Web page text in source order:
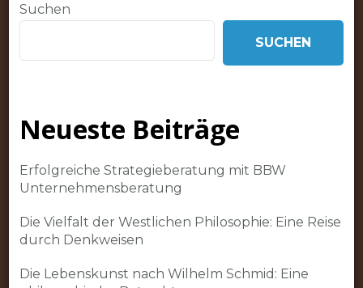
Suchen
SUCHEN
Neueste Beiträge
Erfolgreiche Strategieberatung mit BBW
Unternehmensberatung
Die Vielfalt der Westlichen Philosophie: Eine Reise
durch Denkweisen
Die Lebenskunst nach Wilhelm Schmid: Eine